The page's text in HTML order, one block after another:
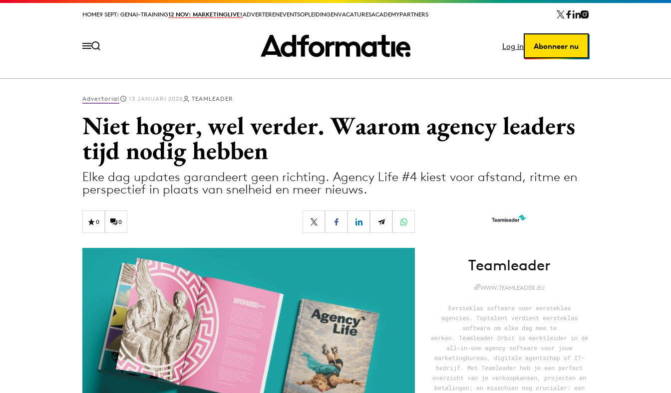
HOME9 SEPT: GENAI-TRAINING12 NOV: MARKETINGLIVE!ADVERTERENEVENTSOPLEIDINGENVACATURESACADEMYPARTNERS
Log in Abonneer nu
HOME9 SEPT: GENAI-TRAINING12 NOV: MARKETINGLIVE!ADVERTERENEVENTSOPLEIDINGENVACATURESACADEMYPARTNERS
Log in Abonneer nu
Design
Digital transformation
Interne communicatie
Martech
Media
Merkstrategie
PR
Programmatic
Advertorial 13 JANUARI 2026 TEAMLEADER
Niet hoger, wel verder. Waarom agency leaders
tijd nodig hebben
Elke dag updates garandeert geen richting. Agency Life #4 kiest voor afstand, ritme en
perspectief in plaats van snelheid en meer nieuws.
0 0
Teamleader
WWW.TEAMLEADER.EU
Eersteklas software voor eersteklas
agencies. Toptalent verdient eersteklas
software om elke dag mee te
werken. Teamleader Orbit is marktleider in dé
all-in-one agency software voor jouw
marketingbureau, digitale agentschap of IT-
bedrijf. Met Teamleader heb je een perfect
overzicht van je verkoopkansen, projecten en
betalingen; en misschien nog crucialer: een